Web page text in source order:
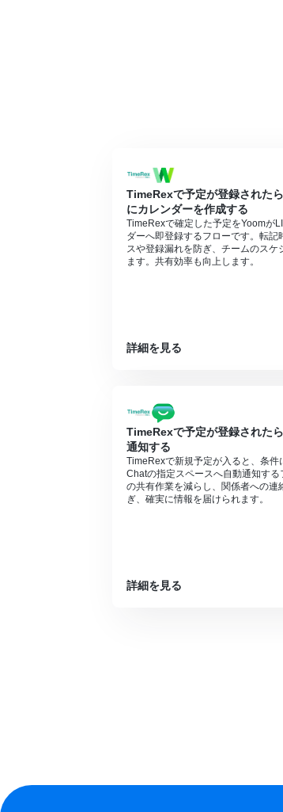
ョンはエラーとなりますので
パーソナルプランなどの有
ることができます。詳しくは
TimeRexで予定が登録された
にカレンダーを作成する
TimeRexで確定した予定をYoomが
ダーへ即登録するフローです。転記
スや登録漏れを防ぎ、チームのスケ
ます。共有効率も向上します。
詳細を見る
TimeRexで予定が登録された
通知する
TimeRexで新規予定が入ると、条件
Chatの指定スペースへ自動通知する
の共有作業を減らし、関係者への連
ぎ、確実に情報を届けられます。
詳細を見る